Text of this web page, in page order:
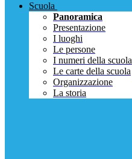
Scuola
Panoramica
Presentazione
I luoghi
Le persone
I numeri della scuola
Le carte della scuola
Organizzazione
La storia